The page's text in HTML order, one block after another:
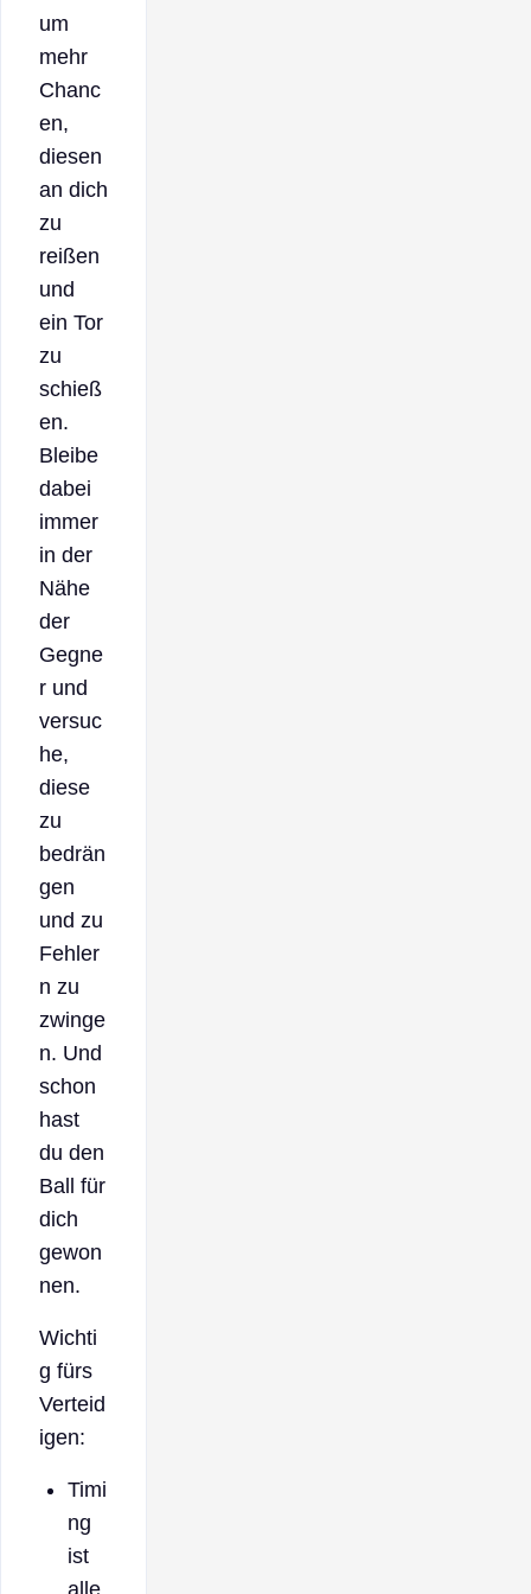
um
mehr
Chanc
en,
diesen
an dich
zu
reißen
und
ein Tor
zu
schieß
en.
Bleibe
dabei
immer
in der
Nähe
der
Gegne
r und
versuc
he,
diese
zu
bedrän
gen
und zu
Fehler
n zu
zwinge
n. Und
schon
hast
du den
Ball für
dich
gewon
nen.
Wichti
g fürs
Verteid
igen:
Timi
ng
ist
alle